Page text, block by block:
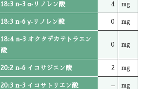
18:3 n-3 α‐リノレン酸 4 mg
18:3 n-6 γ‐リノレン酸 0 mg
18:4 n-3 オクタデカテトラエン
酸
0 mg
20:2 n-6 イコサジエン酸 2 mg
20:3 n-3 イコサトリエン酸 – mg